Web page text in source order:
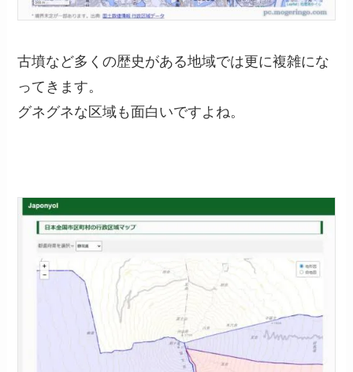
古墳など多くの歴史がある地域では更に複雑にな
ってきます。
グネグネな区域も面白いですよね。